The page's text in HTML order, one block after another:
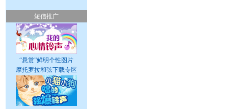
短信推广
“悬赏”鲜明个性图片
摩托罗拉和弦下载专区